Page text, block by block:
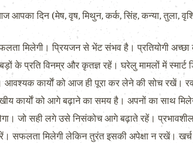
दिन (मेष, वृष, मिथुन, कर्क, सिंह, कन्या, तुला,
मिलेगी। प्रियजन से भेंट संभव है। प्रतियोगी
के प्रति विनम्र और कृतज्ञ रहें। घरेलु मामलों में
कार्याें को आज ही पूरा कर लेने की सोच रखें।
कार्याें को आगे बढ़ाने का समय है। अपनों का साथ
जो सही लगे उसे निसंकोच आगे बढ़ाते रहें।
करें। सफलता मिलेगी लेकिन तुरंत इसकी अपेक्षा न रखें।